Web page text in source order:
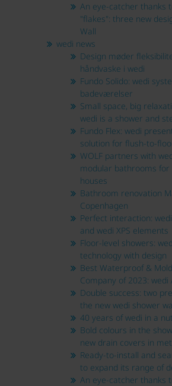
An eye-catcher thanks
"flakes": three new
Wall
wedi news
Design møder
håndvaske i wedi
Fundo Solido: wedi
badeværelser
Small space, big
wedi is a shower and
Fundo Flex: wedi
solution for flush-to-
WOLF partners with
modular bathrooms
houses
Bathroom renovation
Copenhagen
Perfect interaction:
and wedi XPS elements
Floor-level showers:
technology with design
Best Waterproof &
Company of 2023:
Double success: two
the new wedi shower
40 years of wedi in a
Bold colours in the
new drain covers in
Ready-to-install and
to expand its range of
An eye-catcher thanks